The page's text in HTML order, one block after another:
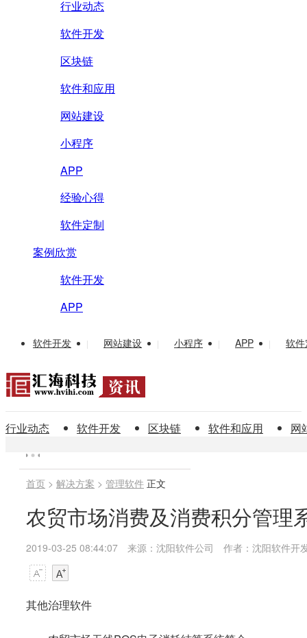
行业动态
软件开发
区块链
软件和应用
网站建设
小程序
APP
经验心得
软件定制
案例欣赏
软件开发
APP
软件开发 | 网站建设 | 小程序 | APP | 软
行业动态 软件开发 区块链 软件和应用 网
首页 > 解决方案 > 管理软件 正文
农贸市场消费及消费积分管理
2019-03-25 08:44:07 来源：沈阳软件公司 作者：沈阳软件开
其他治理软件